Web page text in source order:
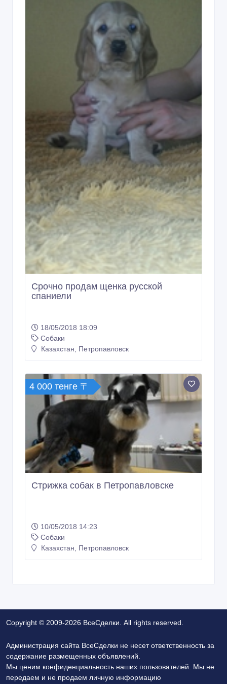
Срочно продам щенка русской
спаниели
18/05/2018 18:09
Собаки
Казахстан, Петропавловск
4 000 тенге 〒
Стрижка собак в Петропавловске
10/05/2018 14:23
Собаки
Казахстан, Петропавловск
Copyright © 2009-2026 ВсеСделки. All rights reserved.
Администрация сайта ВсеСделки не несет ответственность за
содержание размещенных объявлений.
Мы ценим конфиденциальность наших пользователей. Мы не
передаем и не продаем личную информацию